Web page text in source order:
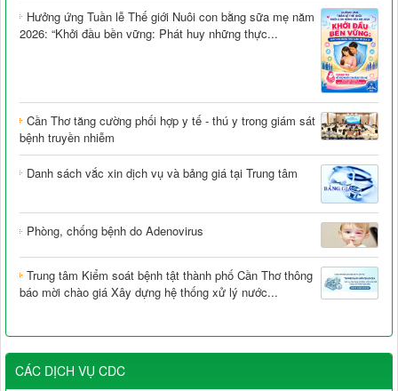
Hưởng ứng Tuần lễ Thế giới Nuôi con bằng sữa mẹ năm
2026: “Khởi đầu bền vững: Phát huy những thực...
Cần Thơ tăng cường phối hợp y tế - thú y trong giám sát
bệnh truyền nhiễm
Danh sách vắc xin dịch vụ và bảng giá tại Trung tâm
Phòng, chống bệnh do Adenovirus
Trung tâm Kiểm soát bệnh tật thành phố Cần Thơ thông
báo mời chào giá Xây dựng hệ thống xử lý nước...
CÁC DỊCH VỤ CDC